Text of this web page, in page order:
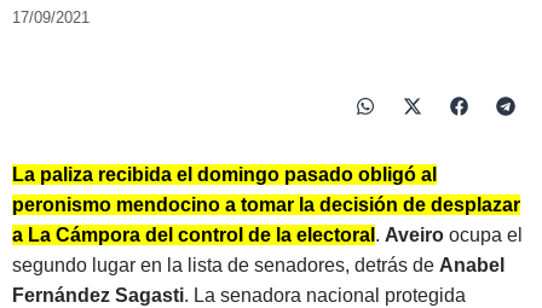
17/09/2021
La paliza recibida el domingo pasado obligó al
peronismo mendocino a tomar la decisión de desplazar
a La Cámpora del control de la electoral . Aveiro ocupa el
segundo lugar en la lista de senadores, detrás de Anabel
Fernández Sagasti. La senadora nacional protegida